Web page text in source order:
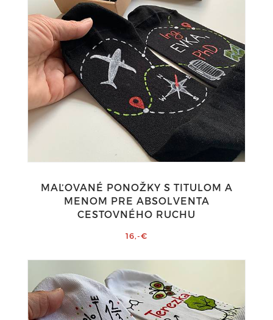
MAĽOVANÉ PONOŽKY S TITULOM A
MENOM PRE ABSOLVENTA
CESTOVNÉHO RUCHU
16,-€